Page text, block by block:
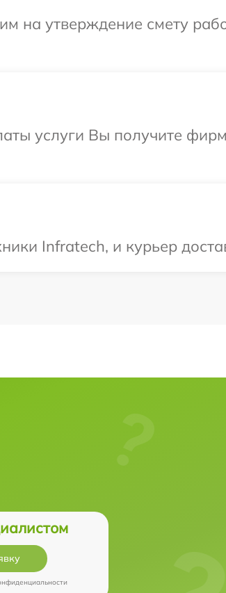
на утверждение смету
услуги Вы получите
Infratech, и курьер